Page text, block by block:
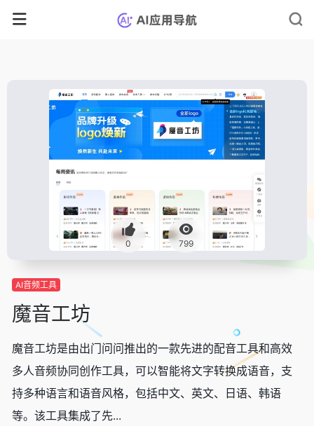
0 799
AI音频工具
魔音工坊
魔音工坊是由出门问问推出的一款先进的配音工具和高效
多人音频协同创作工具，可以智能将文字转换成语音，支
持多种语言和语音风格，包括中文、英文、日语、韩语
等。该工具集成了先...